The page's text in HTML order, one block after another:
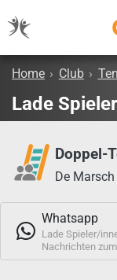
Home › Club ›
Lade
Doppel-
De
Whatsapp
Lade Spieler/
Nachrichten